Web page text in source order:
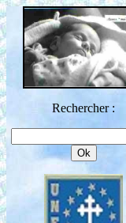
Rechercher :